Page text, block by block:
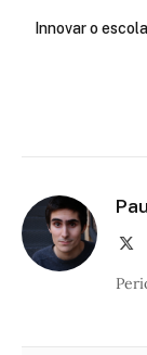
Innovar o